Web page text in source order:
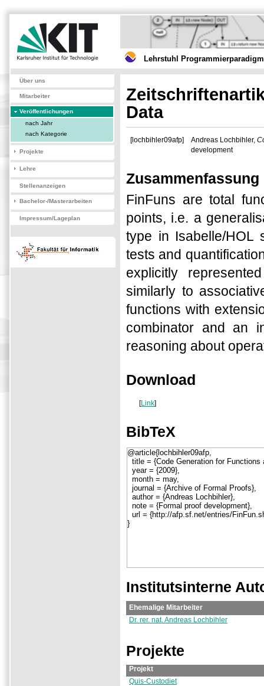
Lehrstuhl
Über uns
Mitarbeiter
Veröffentlichungen
nach Jahr
nach Kategorie
Projekte
Lehre
Stellenanzeigen
Bachelor-/Masterarbeiten
Impressum/Lageplan
Data
[lochbihler09afp] Andreas Lochbihler,
development
Zusammenfassung
FinFuns are total
points, i.e. a
type in Isabelle/HOL
tests and
explicitly
similarly to
functions with
combinator and an
reasoning about
Download
[Link]
BibTeX
Institutsinterne
Ehemalige Mitarbeiter
Dr. rer. nat. Andreas Lochbihler
Projekte
Projekt
Quis-Custodiet